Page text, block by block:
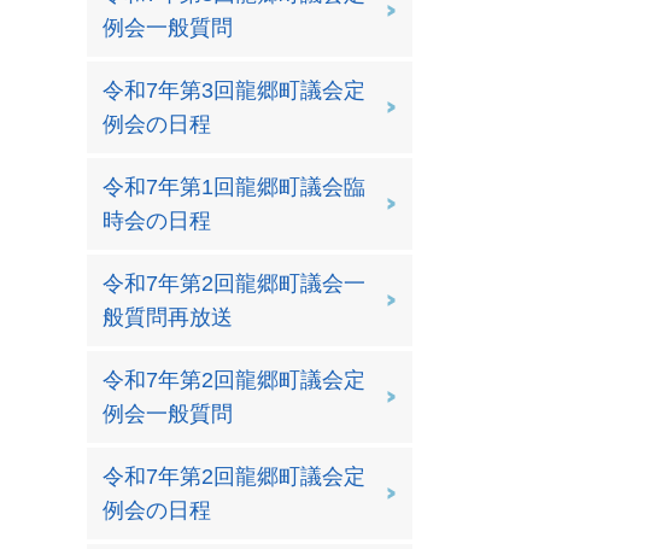
例会一般質問
令和7年第3回龍郷町議会定
例会の日程
令和7年第1回龍郷町議会臨
時会の日程
令和7年第2回龍郷町議会一
般質問再放送
令和7年第2回龍郷町議会定
例会一般質問
令和7年第2回龍郷町議会定
例会の日程